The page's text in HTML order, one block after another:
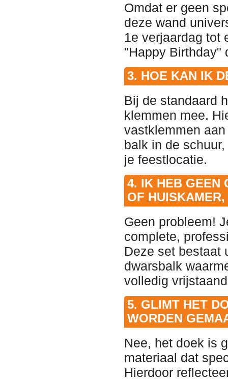
Omdat er geen
deze wand
1e verjaardag tot
"Happy Birthday"
3. HOE KAN IK
Bij de standaard
klemmen mee.
vastklemmen
balk in de
je feestlocatie.
4. IK HEB GEEN
OF
Geen probleem!
complete,
Deze set bestaat
dwarsbalk
volledig
5. GLIMT HET
WORDEN
Nee, het doek is
materiaal dat
Hierdoor